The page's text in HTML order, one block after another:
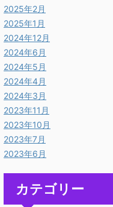
2025年2月
2025年1月
2024年12月
2024年6月
2024年5月
2024年4月
2024年3月
2023年11月
2023年10月
2023年7月
2023年6月
カテゴリー